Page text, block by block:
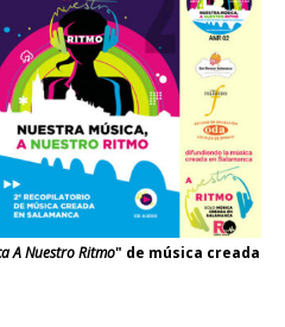
A Nuestro Ritmo" de música creada